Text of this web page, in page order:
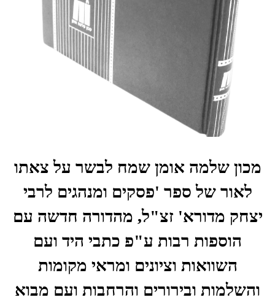
מכון שלמה אומן שמח לבשר על צאתו
לאור של ספר 'פסקים ומנהגים לרבי
יצחק מדורא' זצ"ל, מהדורה חדשה עם
הוספות רבות ע"פ כתבי היד ועם
השוואות וציונים ומראי מקומות
והשלמות ובירורים והרחבות ועם מבוא